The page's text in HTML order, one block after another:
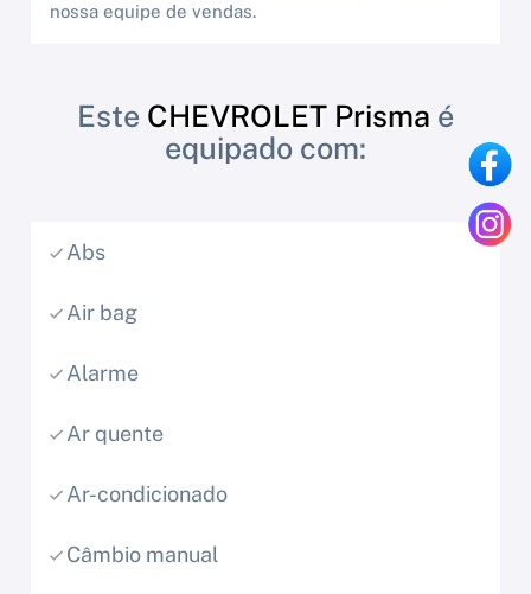
nossa equipe de vendas.
Este CHEVROLET Prisma é
equipado com:
Abs
Air bag
Alarme
Ar quente
Ar-condicionado
Câmbio manual